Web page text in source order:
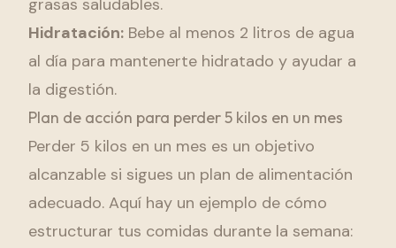
grasas saludables.
Hidratación: Bebe al menos 2 litros de agua
al día para mantenerte hidratado y ayudar a
la digestión.
Plan de acción para perder 5 kilos en un mes
Perder 5 kilos en un mes es un objetivo
alcanzable si sigues un plan de alimentación
adecuado. Aquí hay un ejemplo de cómo
estructurar tus comidas durante la semana: